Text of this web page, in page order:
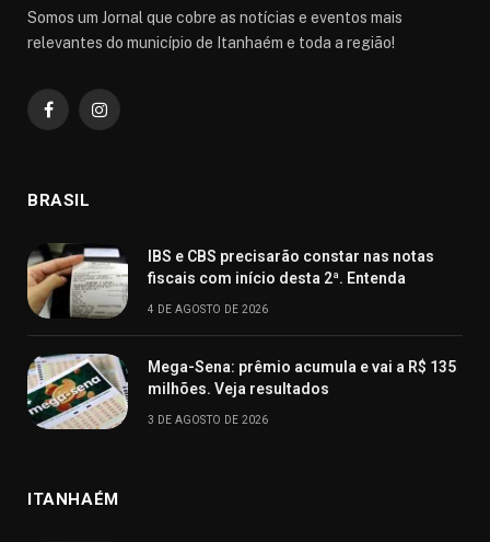
Somos um Jornal que cobre as notícias e eventos mais
relevantes do município de Itanhaém e toda a região!
FacebookInstagram
BRASIL
IBS e CBS precisarão constar nas notas
fiscais com início desta 2ª. Entenda
4 DE AGOSTO DE 2026
Mega-Sena: prêmio acumula e vai a R$ 135
milhões. Veja resultados
3 DE AGOSTO DE 2026
ITANHAÉM